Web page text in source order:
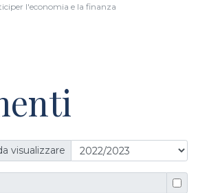
l'economia e la finanza
visualizzare